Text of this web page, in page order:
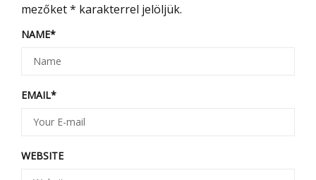
mezőket* karakterrel jelöljük.
NAME*
EMAIL*
WEBSITE